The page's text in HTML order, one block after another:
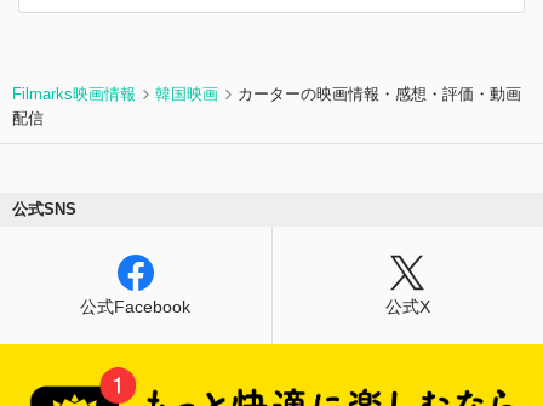
Filmarks映画情報 韓国映画
カーターの映画情報・感想・評価・動画
配信
公式SNS
公式Facebook 公式X